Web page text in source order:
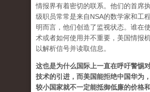
情报界有着密切的联系。他们的首席
级职员常常是来自NSA的数学家和工
明而言，他们创造了监视状态。谁在
术或者如何使用并不重要，美国情报
以解析信号并读取信息。
这也是为什么国际上一直在呼吁警惕
技术的引进，而美国能拒绝中国华为
较小国家就不一定能抵御低廉的价格